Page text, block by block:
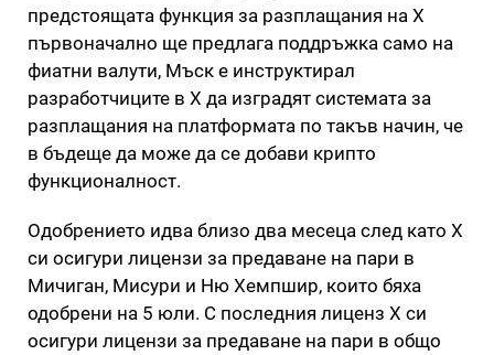
предстоящата функция за разплащания на X
първоначално ще предлага поддръжка само на
фиатни валути, Мъск е инструктирал
разработчиците в X да изградят системата за
разплащания на платформата по такъв начин, че
в бъдеще да може да се добави крипто
функционалност.
Одобрението идва близо два месеца след като X
си осигури лицензи за предаване на пари в
Мичиган, Мисури и Ню Хемпшир, които бяха
одобрени на 5 юли. С последния лиценз X си
осигури лицензи за предаване на пари в общо